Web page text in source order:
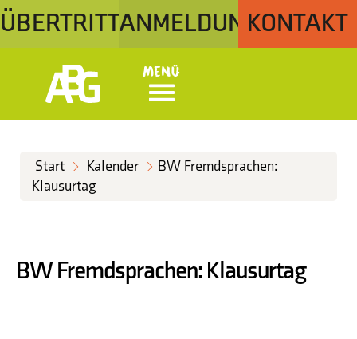
ÜBERTRITTANMELDUNGKONTAKT
Menü
Start Kalender
BW Fremdsprachen:
Klausurtag
BW Fremdsprachen: Klausurtag